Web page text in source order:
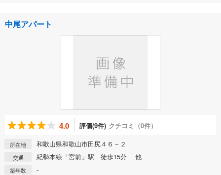
中尾アパート
4.0 評価(9件) クチコミ（0件）
所在地 和歌山県和歌山市田尻４６－２
交通 紀勢本線「宮前」駅 徒歩15分 他
築年数 -